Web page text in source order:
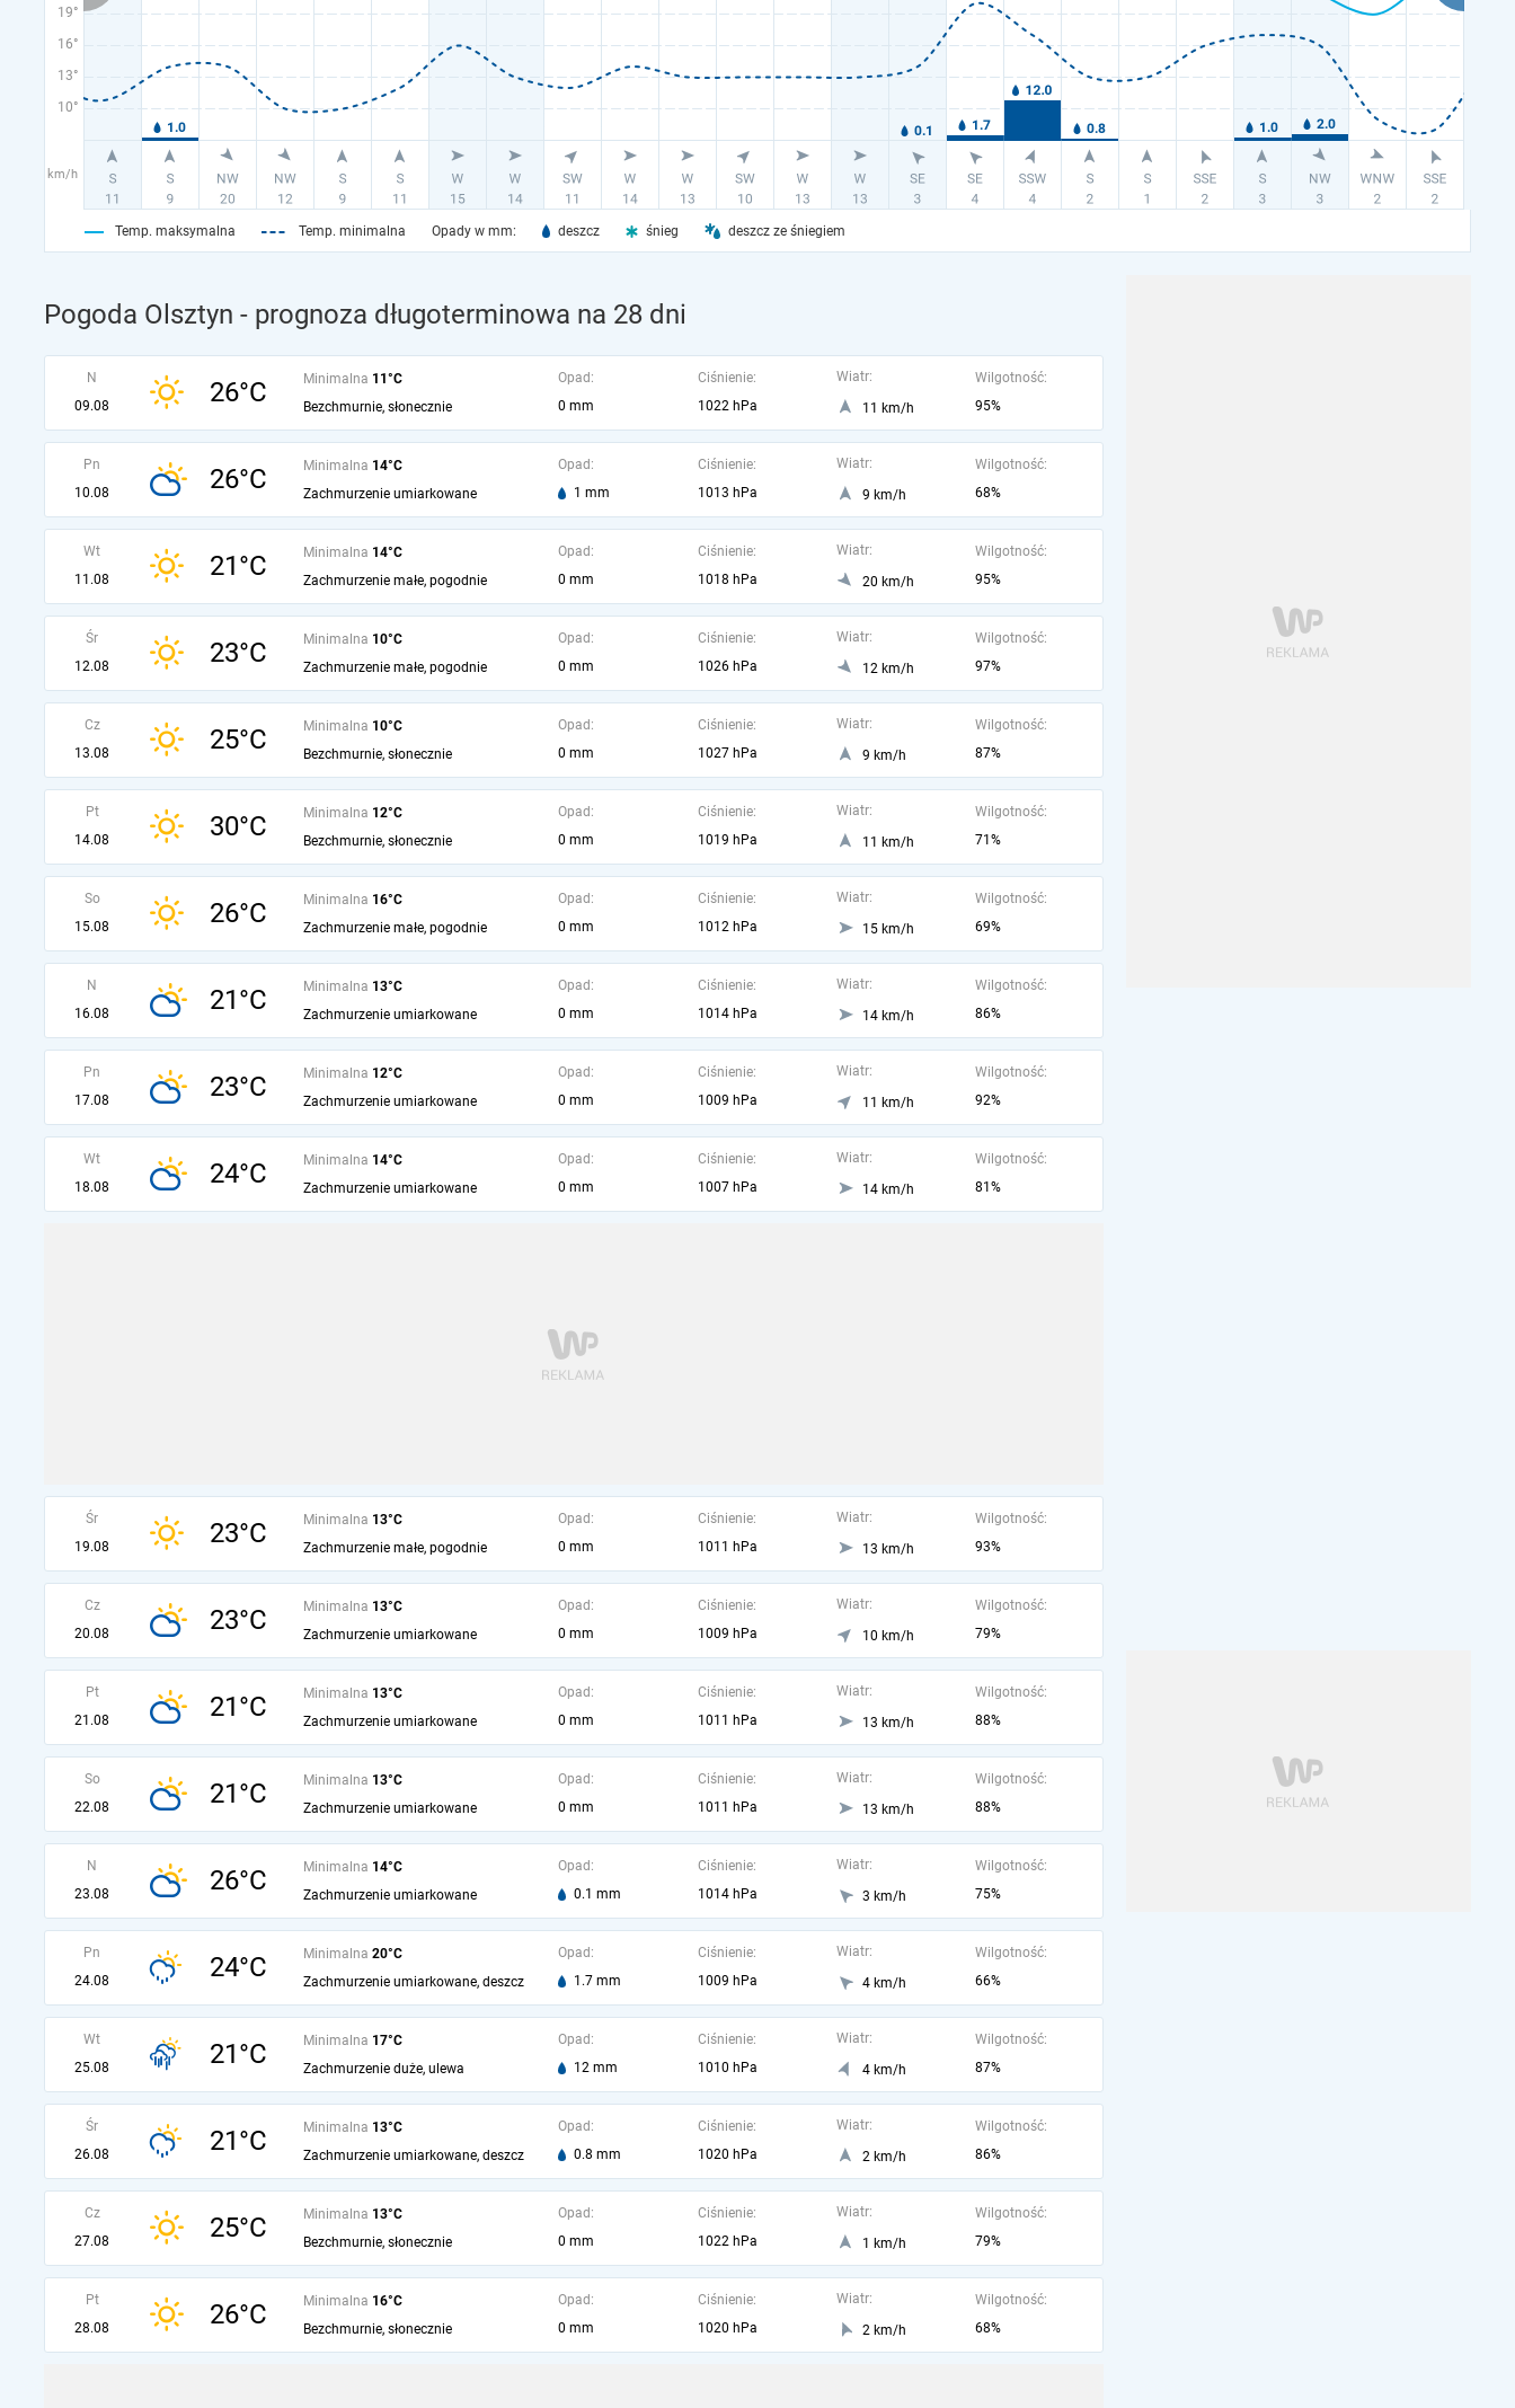
19°
16°
13°
10°
km/h
Temp. maksymalna Temp. minimalna Opady w mm: deszcz śnieg deszcz ze śniegiem
Pogoda Olsztyn - prognoza długoterminowa na 28 dni
N
09.08
26°C Minimalna 11°C
Bezchmurnie, słonecznie
Opad:
0 mm
Ciśnienie:
1022 hPa
Wiatr:
11 km/h
Wilgotność:
95%
Pn
10.08
26°C Minimalna 14°C
Zachmurzenie umiarkowane
Opad:
1 mm
Ciśnienie:
1013 hPa
Wiatr:
9 km/h
Wilgotność:
68%
Wt
11.08
21°C Minimalna 14°C
Zachmurzenie małe, pogodnie
Opad:
0 mm
Ciśnienie:
1018 hPa
Wiatr:
20 km/h
Wilgotność:
95%
Śr
12.08
23°C Minimalna 10°C
Zachmurzenie małe, pogodnie
Opad:
0 mm
Ciśnienie:
1026 hPa
Wiatr:
12 km/h
Wilgotność:
97%
Cz
13.08
25°C Minimalna 10°C
Bezchmurnie, słonecznie
Opad:
0 mm
Ciśnienie:
1027 hPa
Wiatr:
9 km/h
Wilgotność:
87%
Pt
14.08
30°C Minimalna 12°C
Bezchmurnie, słonecznie
Opad:
0 mm
Ciśnienie:
1019 hPa
Wiatr:
11 km/h
Wilgotność:
71%
So
15.08
26°C Minimalna 16°C
Zachmurzenie małe, pogodnie
Opad:
0 mm
Ciśnienie:
1012 hPa
Wiatr:
15 km/h
Wilgotność:
69%
N
16.08
21°C Minimalna 13°C
Zachmurzenie umiarkowane
Opad:
0 mm
Ciśnienie:
1014 hPa
Wiatr:
14 km/h
Wilgotność:
86%
Pn
17.08
23°C Minimalna 12°C
Zachmurzenie umiarkowane
Opad:
0 mm
Ciśnienie:
1009 hPa
Wiatr:
11 km/h
Wilgotność:
92%
Wt
18.08
24°C Minimalna 14°C
Zachmurzenie umiarkowane
Opad:
0 mm
Ciśnienie:
1007 hPa
Wiatr:
14 km/h
Wilgotność:
81%
Śr
19.08
23°C Minimalna 13°C
Zachmurzenie małe, pogodnie
Opad:
0 mm
Ciśnienie:
1011 hPa
Wiatr:
13 km/h
Wilgotność:
93%
Cz
20.08
23°C Minimalna 13°C
Zachmurzenie umiarkowane
Opad:
0 mm
Ciśnienie:
1009 hPa
Wiatr:
10 km/h
Wilgotność:
79%
Pt
21.08
21°C Minimalna 13°C
Zachmurzenie umiarkowane
Opad:
0 mm
Ciśnienie:
1011 hPa
Wiatr:
13 km/h
Wilgotność:
88%
So
22.08
21°C Minimalna 13°C
Zachmurzenie umiarkowane
Opad:
0 mm
Ciśnienie:
1011 hPa
Wiatr:
13 km/h
Wilgotność:
88%
N
23.08
26°C Minimalna 14°C
Zachmurzenie umiarkowane
Opad:
0.1 mm
Ciśnienie:
1014 hPa
Wiatr:
3 km/h
Wilgotność:
75%
Pn
24.08
24°C Minimalna 20°C
Zachmurzenie umiarkowane, deszcz
Opad:
1.7 mm
Ciśnienie:
1009 hPa
Wiatr:
4 km/h
Wilgotność:
66%
Wt
25.08
21°C Minimalna 17°C
Zachmurzenie duże, ulewa
Opad:
12 mm
Ciśnienie:
1010 hPa
Wiatr:
4 km/h
Wilgotność:
87%
Śr
26.08
21°C Minimalna 13°C
Zachmurzenie umiarkowane, deszcz
Opad:
0.8 mm
Ciśnienie:
1020 hPa
Wiatr:
2 km/h
Wilgotność:
86%
Cz
27.08
25°C Minimalna 13°C
Bezchmurnie, słonecznie
Opad:
0 mm
Ciśnienie:
1022 hPa
Wiatr:
1 km/h
Wilgotność:
79%
Pt
28.08
26°C Minimalna 16°C
Bezchmurnie, słonecznie
Opad:
0 mm
Ciśnienie:
1020 hPa
Wiatr:
2 km/h
Wilgotność:
68%